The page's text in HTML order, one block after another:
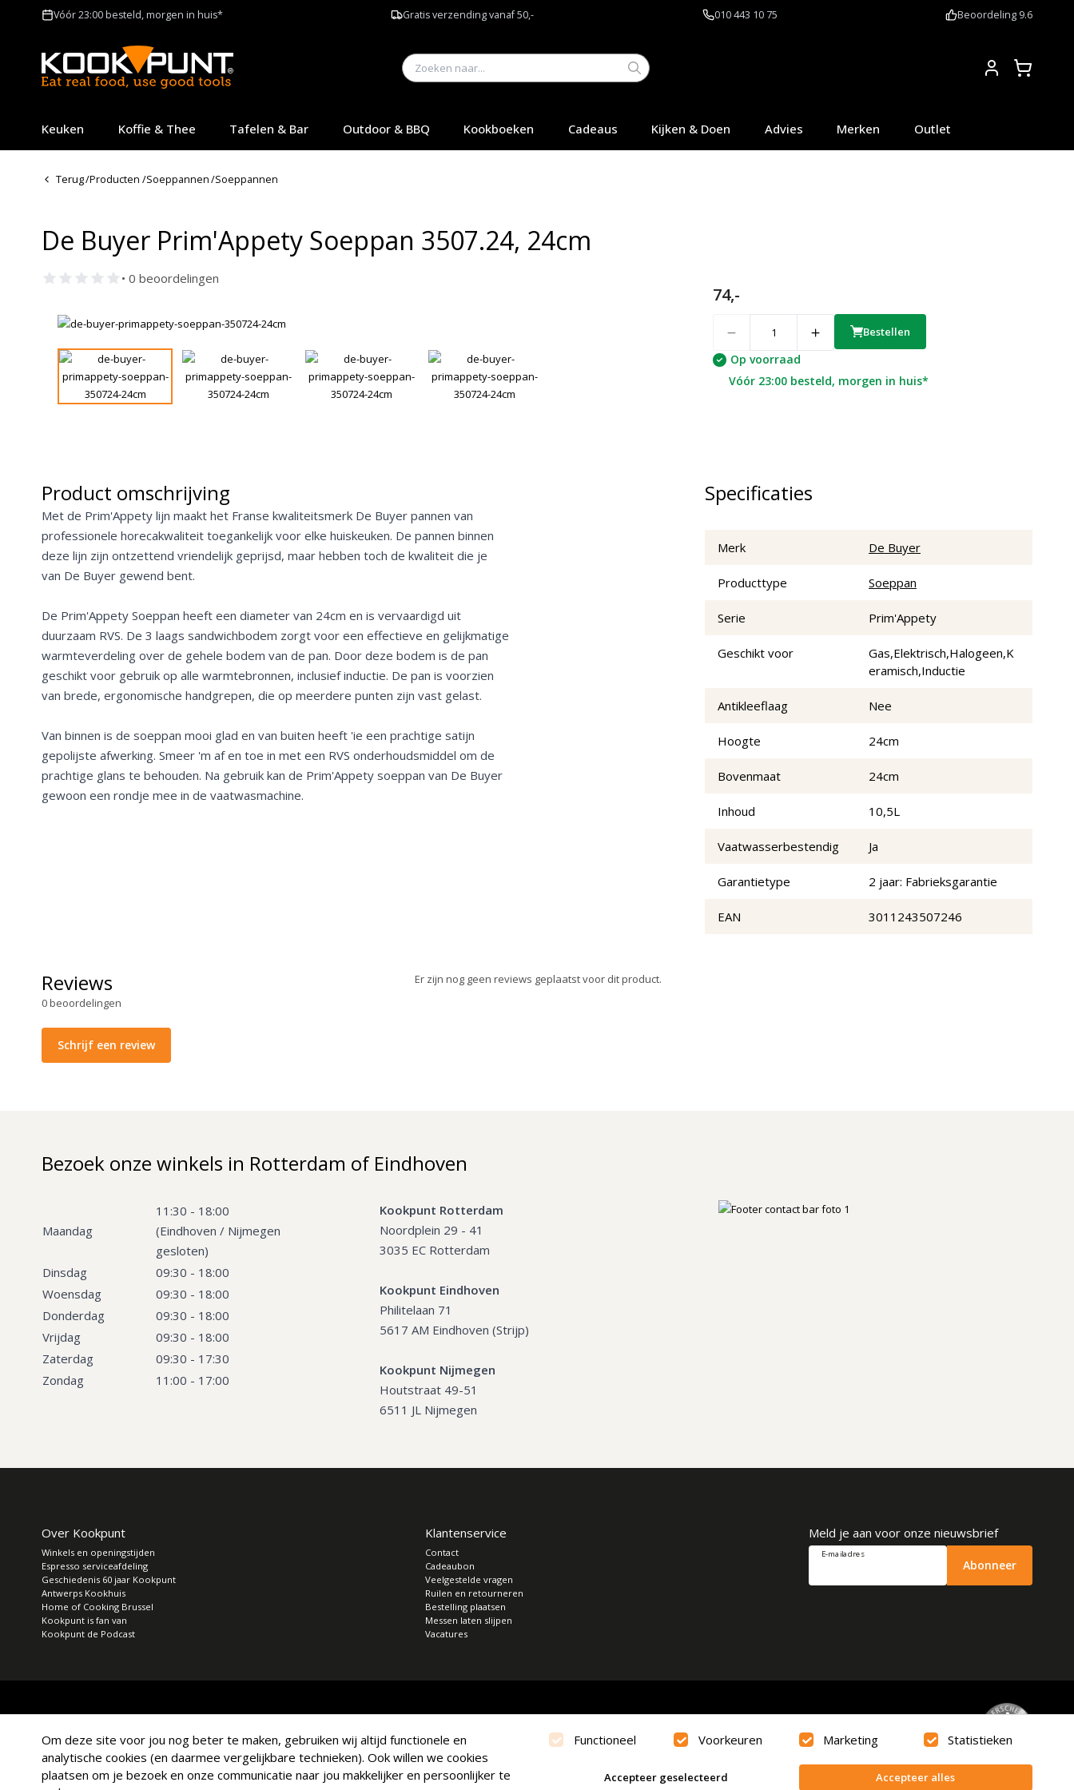
Vóór 23:00 besteld, morgen in huis* Gratis verzending vanaf 50,- 010 443 10 75 Beoordeling 9.6
Keuken Koffie & Thee Tafelen & Bar Outdoor & BBQ Kookboeken Cadeaus Kijken & Doen Advies Merken Outlet
Terug/Producten /Soeppannen/Soeppannen
De Buyer Prim'Appety Soeppan 3507.24, 24cm
• 0 beoordelingen
74,-
Bestellen
Op voorraad
Vóór 23:00 besteld, morgen in huis*
Product omschrijving
Met de Prim'Appety lijn maakt het Franse kwaliteitsmerk De Buyer pannen van
professionele horecakwaliteit toegankelijk voor elke huiskeuken. De pannen binnen
deze lijn zijn ontzettend vriendelijk geprijsd, maar hebben toch de kwaliteit die je
van De Buyer gewend bent.
De Prim'Appety Soeppan heeft een diameter van 24cm en is vervaardigd uit
duurzaam RVS. De 3 laags sandwichbodem zorgt voor een effectieve en gelijkmatige
warmteverdeling over de gehele bodem van de pan. Door deze bodem is de pan
geschikt voor gebruik op alle warmtebronnen, inclusief inductie. De pan is voorzien
van brede, ergonomische handgrepen, die op meerdere punten zijn vast gelast.
Van binnen is de soeppan mooi glad en van buiten heeft 'ie een prachtige satijn
gepolijste afwerking. Smeer 'm af en toe in met een RVS onderhoudsmiddel om de
prachtige glans te behouden. Na gebruik kan de Prim'Appety soeppan van De Buyer
gewoon een rondje mee in de vaatwasmachine.
Specificaties
Merk De Buyer
Producttype Soeppan
Serie Prim'Appety
Geschikt voor
Gas,Elektrisch,Halogeen,K
eramisch,Inductie
Antikleeflaag Nee
Hoogte 24cm
Bovenmaat 24cm
Inhoud 10,5L
Vaatwasserbestendig Ja
Garantietype 2 jaar: Fabrieksgarantie
EAN 3011243507246
Reviews
0beoordelingen
Schrijf een review
Er zijn nog geen reviews geplaatst voor dit product.
Bezoek onze winkels in Rotterdam of Eindhoven
Maandag
11:30 - 18:00
(Eindhoven / Nijmegen
gesloten)
Dinsdag
09:30 - 18:00
Woensdag
09:30 - 18:00
Donderdag
09:30 - 18:00
Vrijdag
09:30 - 18:00
Zaterdag
09:30 - 17:30
Zondag
11:00 - 17:00
Kookpunt Rotterdam
Noordplein 29 - 41
3035 EC Rotterdam
Kookpunt Eindhoven
Philitelaan 71
5617 AM Eindhoven (Strijp)
Kookpunt Nijmegen
Houtstraat 49-51
6511 JL Nijmegen
Over Kookpunt
Winkels en openingstijden
Espresso serviceafdeling
Geschiedenis 60 jaar Kookpunt
Antwerps Kookhuis
Home of Cooking Brussel
Kookpunt is fan van
Kookpunt de Podcast
Klantenservice
Contact
Cadeaubon
Veelgestelde vragen
Ruilen en retourneren
Bestelling plaatsen
Messen laten slijpen
Vacatures
Meld je aan voor onze nieuwsbrief
E-mailadres
Abonneer
Om deze site voor jou nog beter te maken, gebruiken wij altijd functionele en
analytische cookies (en daarmee vergelijkbare technieken). Ook willen we cookies
plaatsen om je bezoek en onze communicatie naar jou makkelijker en persoonlijker te
Functioneel Voorkeuren Marketing Statistieken
Accepteer geselecteerd Accepteer alles